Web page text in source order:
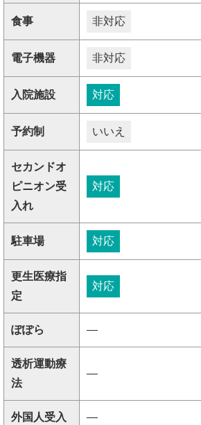
食事 非対応
電子機器 非対応
入院施設 対応
予約制 いいえ
セカンドオ
ピニオン受
入れ
対応
駐車場 対応
更生医療指
定
対応
ぽぽら ―
透析運動療
法
―
外国人受入 ―